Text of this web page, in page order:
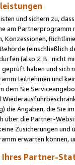
und sichern zu,
am
Konzessionen,
(einschließlich
(also z. B. nicht
haben und sich
teilnehmen und
dem Sie
die Angaben, die Sie
über die Partner-
Zusicherungen
erwarten können,
Ihres Partner-